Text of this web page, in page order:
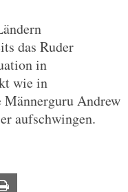
das Ruder
in
wie in
Männerguru Andrew
aufschwingen.